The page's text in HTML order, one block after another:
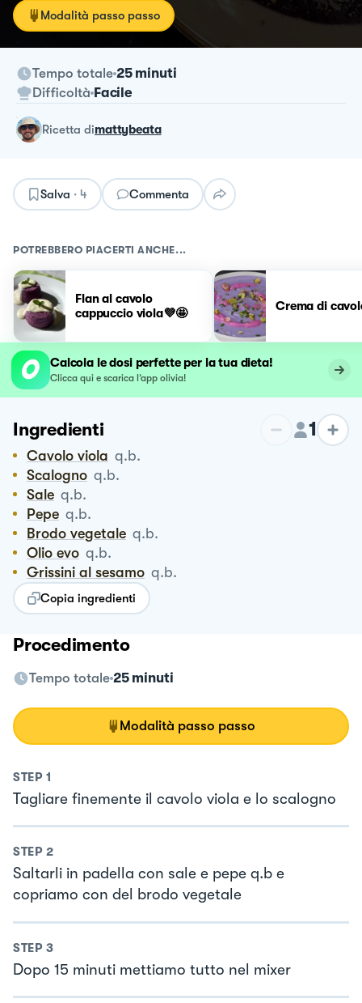
Modalità passo passo
Tempo totale 25 minuti
Difficoltà Facile
ricetta dimattybeata
Salva · 4 Commenta
POTREBBERO PIACERTI ANCHE...
Flan al cavolo
cappuccio viola💜🤩
Crema di
Calcola le dosi perfette per la tua dieta!
Clicca qui e scarica l’app olivia!
Ingredienti 1
Cavolo viola q.b.
Scalogno q.b.
Sale q.b.
Pepe q.b.
Brodo vegetale q.b.
Olio evo q.b.
Grissini al sesamo q.b.
Copia ingredienti
Procedimento
Tempo totale 25 minuti
Modalità passo passo
STEP 1
Tagliare finemente il cavolo viola e lo scalogno
STEP 2
Saltarli in padella con sale e pepe q.b e
copriamo con del brodo vegetale
STEP 3
Dopo 15 minuti mettiamo tutto nel mixer